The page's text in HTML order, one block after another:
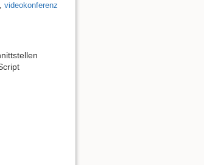
videokonferenz